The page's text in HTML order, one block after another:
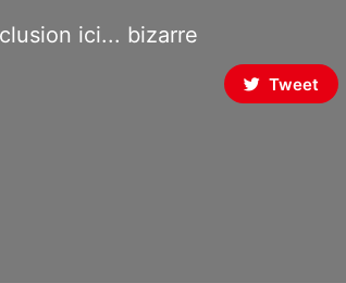
ici... bizarre
Tweet